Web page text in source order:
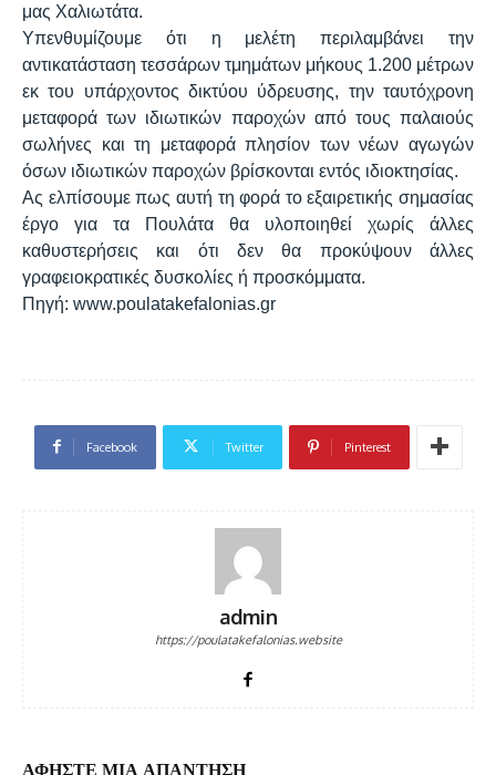
μας Χαλιωτάτα.
Υπενθυμίζουμε ότι η μελέτη περιλαμβάνει την
αντικατάσταση τεσσάρων τμημάτων μήκους 1.200 μέτρων
εκ του υπάρχοντος δικτύου ύδρευσης, την ταυτόχρονη
μεταφορά των ιδιωτικών παροχών από τους παλαιούς
σωλήνες και τη μεταφορά πλησίον των νέων αγωγών
όσων ιδιωτικών παροχών βρίσκονται εντός ιδιοκτησίας.
Ας ελπίσουμε πως αυτή τη φορά το εξαιρετικής σημασίας
έργο για τα Πουλάτα θα υλοποιηθεί χωρίς άλλες
καθυστερήσεις και ότι δεν θα προκύψουν άλλες
γραφειοκρατικές δυσκολίες ή προσκόμματα.
Πηγή: www.poulatakefalonias.gr
Facebook Twitter Pinterest
admin
https://poulatakefalonias.website
ΑΦΗΣΤΕ ΜΙΑ ΑΠΑΝΤΗΣΗ